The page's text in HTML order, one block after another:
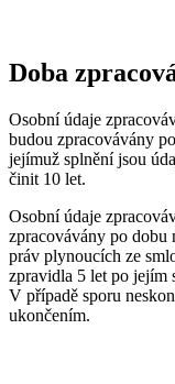
Doba
Osobní údaje
budou zpracovávány
jejímuž splnění jsou
činit 10 let.
Osobní údaje
zpracovávány po dobu
práv plynoucích ze
zpravidla 5 let po jejím
V případě sporu
ukončením.